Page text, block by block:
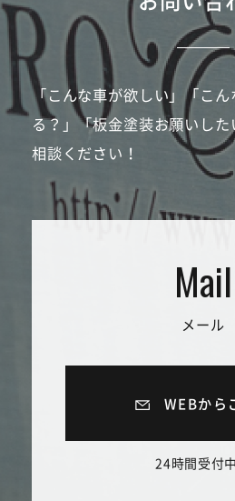
「こんな車が欲しい」「こ
る？」「板金塗装お願いし
相談ください！
メール
WEBから
24時間受付